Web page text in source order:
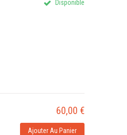
Disponible
60,00 €
Ajouter Au Panier